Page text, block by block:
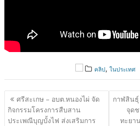
คลิป, ในประเทศ
แนะแนว
เรื่อง
ศรีสะเกษ – อบต.หนองไผ่ จัด
กิจกรรมโครงการสืบสาน
ประเพณีบุญบั้งไฟ ส่งเสริมการ
กาฬสินธุ์
จุด
ทะยา